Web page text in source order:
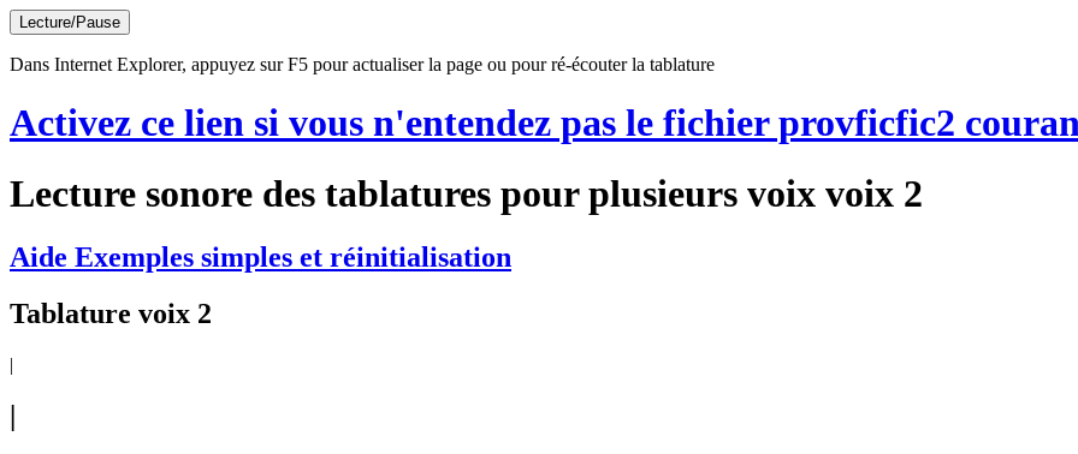
Lecture/Pause
Dans Internet Explorer, appuyez sur F5 pour actualiser la page ou pour ré-écouter la tablature
Activez ce lien si vous n'entendez pas le fichier provficfic2
Lecture sonore des tablatures pour plusieurs voix voix 2
Aide Exemples simples et réinitialisation
Tablature voix 2
|
|